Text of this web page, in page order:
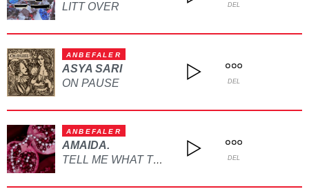
LITT OVER
DEL
ANBEFALER
ASYA SARI
ON PAUSE
DEL
ANBEFALER
AMAIDA.
TELL ME WHAT TO DO DEL